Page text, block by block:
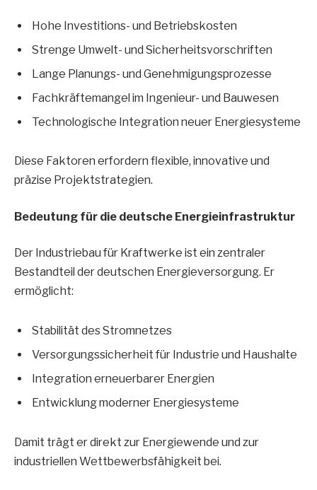
Hohe Investitions- und Betriebskosten
Strenge Umwelt- und Sicherheitsvorschriften
Lange Planungs- und Genehmigungsprozesse
Fachkräftemangel im Ingenieur- und Bauwesen
Technologische Integration neuer Energiesysteme
Diese Faktoren erfordern flexible, innovative und
präzise Projektstrategien.
Bedeutung für die deutsche Energieinfrastruktur
Der Industriebau für Kraftwerke ist ein zentraler
Bestandteil der deutschen Energieversorgung. Er
ermöglicht:
Stabilität des Stromnetzes
Versorgungssicherheit für Industrie und Haushalte
Integration erneuerbarer Energien
Entwicklung moderner Energiesysteme
Damit trägt er direkt zur Energiewende und zur
industriellen Wettbewerbsfähigkeit bei.